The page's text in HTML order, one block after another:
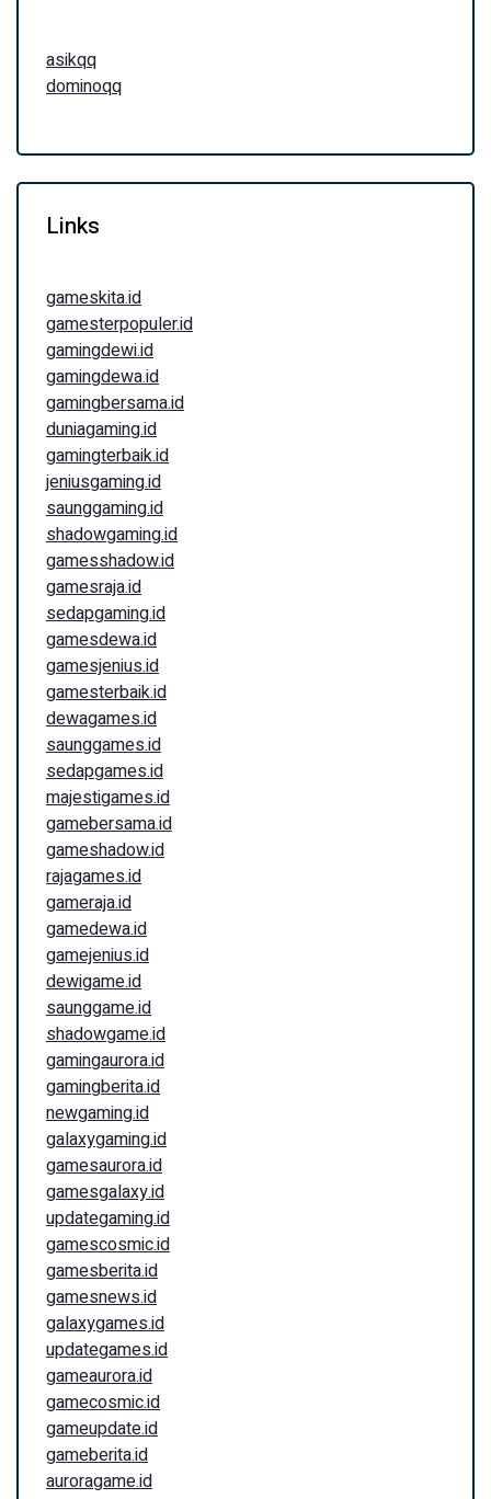
asikqq
dominoqq
Links
gameskita.id
gamesterpopuler.id
gamingdewi.id
gamingdewa.id
gamingbersama.id
duniagaming.id
gamingterbaik.id
jeniusgaming.id
saunggaming.id
shadowgaming.id
gamesshadow.id
gamesraja.id
sedapgaming.id
gamesdewa.id
gamesjenius.id
gamesterbaik.id
dewagames.id
saunggames.id
sedapgames.id
majestigames.id
gamebersama.id
gameshadow.id
rajagames.id
gameraja.id
gamedewa.id
gamejenius.id
dewigame.id
saunggame.id
shadowgame.id
gamingaurora.id
gamingberita.id
newgaming.id
galaxygaming.id
gamesaurora.id
gamesgalaxy.id
updategaming.id
gamescosmic.id
gamesberita.id
gamesnews.id
galaxygames.id
updategames.id
gameaurora.id
gamecosmic.id
gameupdate.id
gameberita.id
auroragame.id